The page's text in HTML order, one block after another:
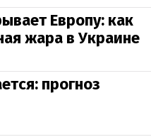
Европу: как
жара в Украине
прогноз